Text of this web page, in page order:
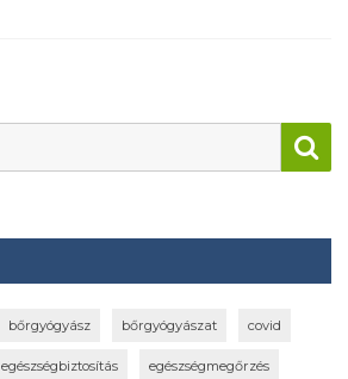
bőrgyógyász bőrgyógyászat covid
egészségbiztosítás egészségmegőrzés